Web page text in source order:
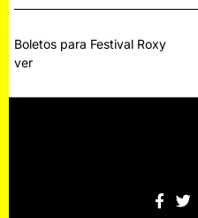
Navegación
de
entradas
Boletos para Festival Roxy
ver